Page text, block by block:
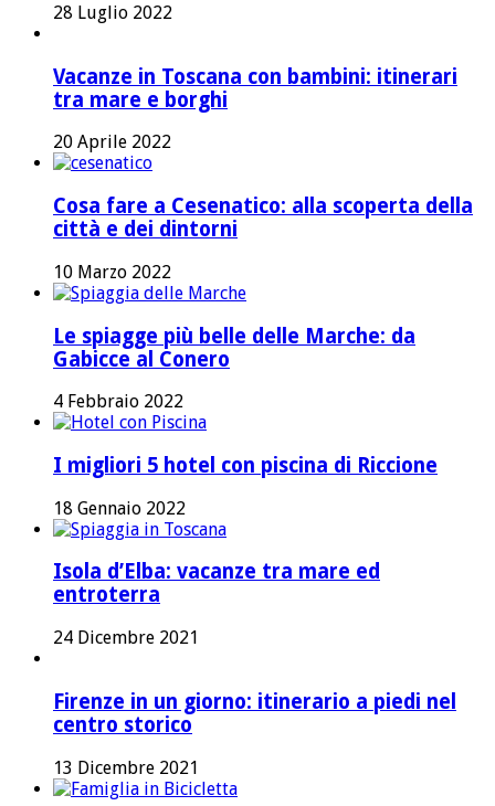
28 Luglio 2022
Vacanze in Toscana con bambini: itinerari
tra mare e borghi
20 Aprile 2022
Cosa fare a Cesenatico: alla scoperta della
città e dei dintorni
10 Marzo 2022
Le spiagge più belle delle Marche: da
Gabicce al Conero
4 Febbraio 2022
I migliori 5 hotel con piscina di Riccione
18 Gennaio 2022
Isola d’Elba: vacanze tra mare ed
entroterra
24 Dicembre 2021
Firenze in un giorno: itinerario a piedi nel
centro storico
13 Dicembre 2021